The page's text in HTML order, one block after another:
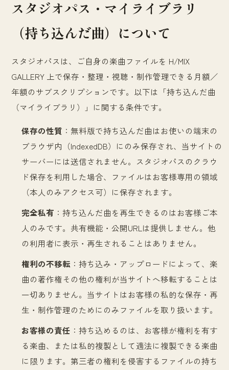
スタジオパス・マイライブラリ
（持ち込んだ曲）について
スタジオパスは、ご自身の楽曲ファイルを H/MIX
GALLERY 上で保存・整理・視聴・制作管理できる月額／
年額のサブスクリプションです。以下は「持ち込んだ曲
（マイライブラリ）」に関する条件です。
保存の性質 ： 無料版で持ち込んだ曲はお使いの端末の
ブラウザ内（IndexedDB）にのみ保存され、当サイトの
サーバーには送信されません。スタジオパスのクラウ
ド保存を利用した場合、ファイルはお客様専用の領域
（本人のみアクセス可）に保存されます。
完全私有 ： 持ち込んだ曲を再生できるのはお客様ご本
人のみです。共有機能・公開URLは提供しません。他
の利用者に表示・再生されることはありません。
権利の不移転 ： 持ち込み・アップロードによって、楽
曲の著作権その他の権利が当サイトへ移転することは
一切ありません。当サイトはお客様の私的な保存・再
生・制作管理のためにのみファイルを取り扱います。
お客様の責任 ： 持ち込めるのは、お客様が権利を有す
る楽曲、または私的複製として適法に複製できる楽曲
に限ります。第三者の権利を侵害するファイルの持ち